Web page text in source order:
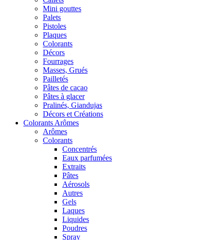
Mini gouttes
Palets
Pistoles
Plaques
Colorants
Décors
Fourrages
Masses, Grués
Pailletés
Pâtes de cacao
Pâtes à glacer
Pralinés, Giandujas
Décors et Créations
Colorants Arômes
Arômes
Colorants
Concentrés
Eaux parfumées
Extraits
Pâtes
Aérosols
Autres
Gels
Laques
Liquides
Poudres
Spray